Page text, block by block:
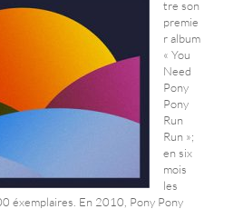
tre son
premie
r album
« You
Need
Pony
Pony
Run
Run »;
en six
mois
les
éxemplaires. En 2010, Pony Pony